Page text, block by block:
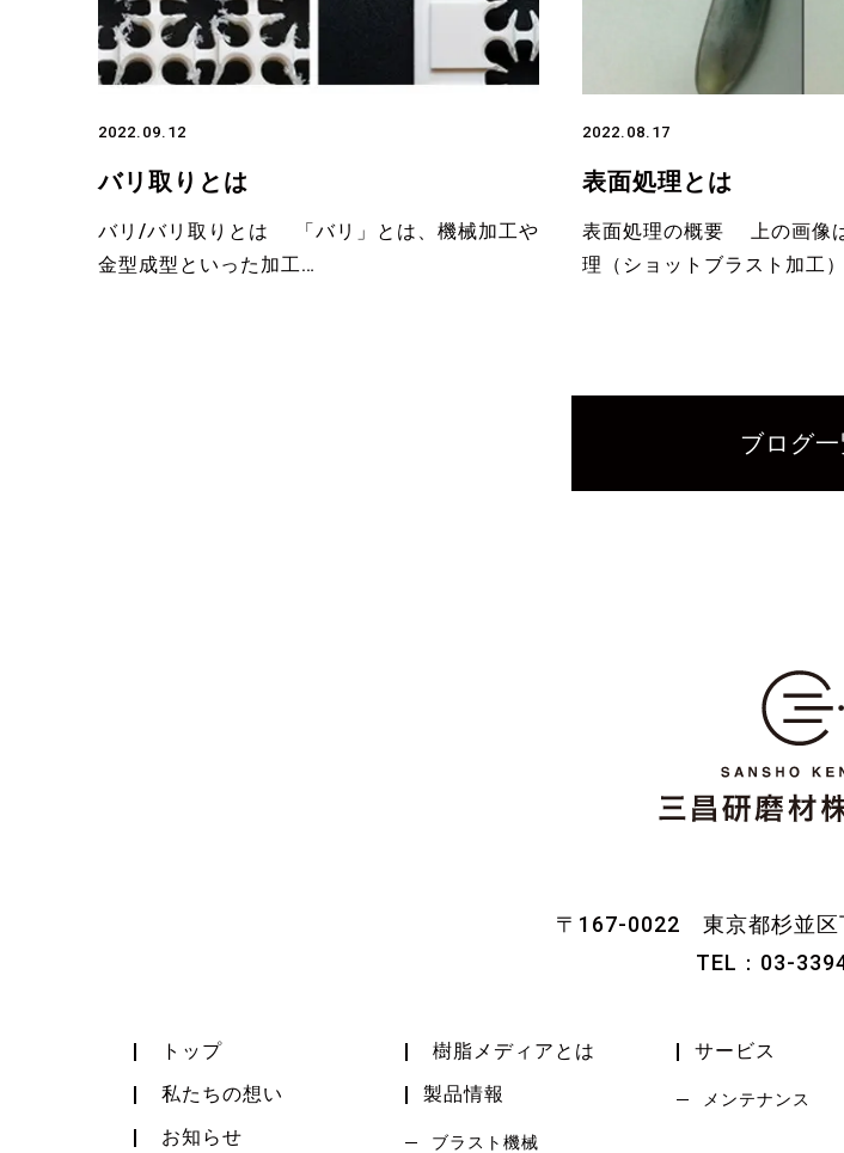
2022.09.12
バリ取りとは
バリ/バリ取りとは 「バリ」とは、機械加工や
金型成型といった加工…
2022.08.17
表面処理とは
表面処理の概要 上の画像
理（ショットブラスト加工
ブログ一
〒167-0022 東京都杉並
TEL： 03-
トップ
私たちの想い
お知らせ
樹脂メディアとは
製品情報
ブラスト機械
サービス
メンテナンス